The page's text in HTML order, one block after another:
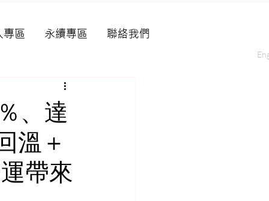
專區 永續專區 聯絡我們
、達
溫＋
帶來